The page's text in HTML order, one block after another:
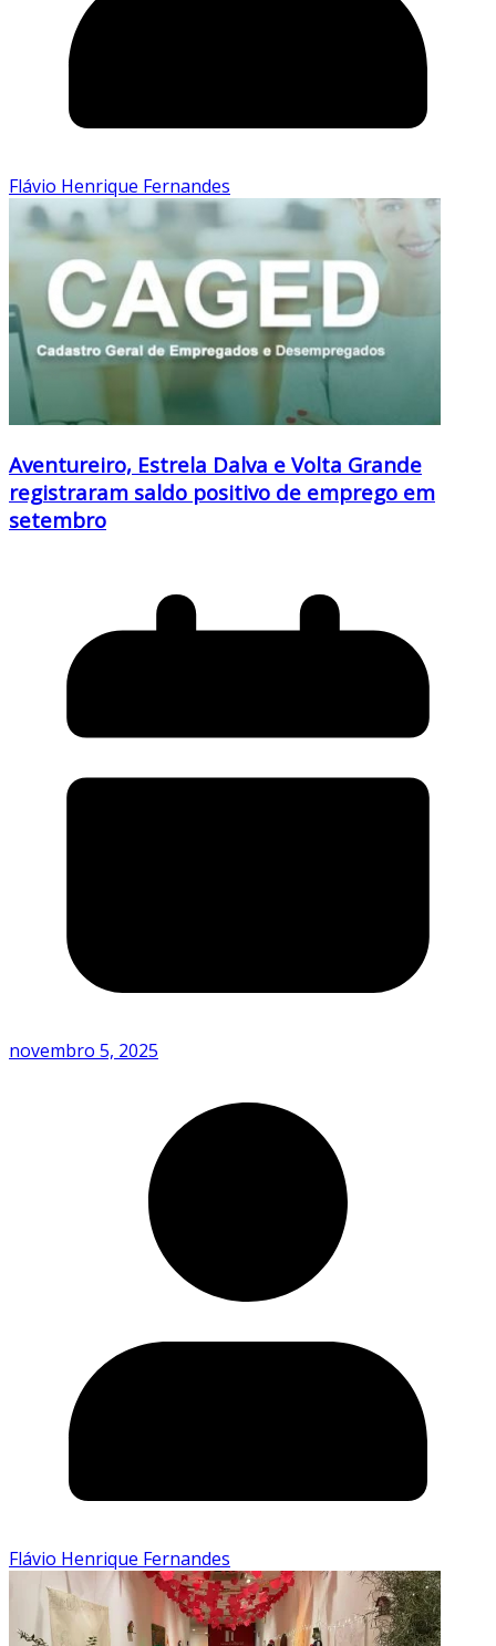
Flávio Henrique Fernandes
Aventureiro, Estrela Dalva e Volta Grande
registraram saldo positivo de emprego em
setembro
novembro 5, 2025
Flávio Henrique Fernandes